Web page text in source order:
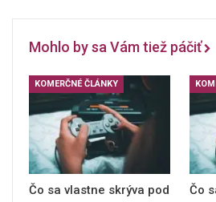
Mohlo by sa Vám tiež páčiť
KOMERČNÉ ČLÁNKY
Čo sa vlastne skrýva pod
Čo